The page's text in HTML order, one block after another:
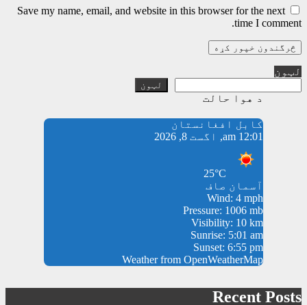
Save my name, email, and website in this browser for the next
time I comment.
لټون
لټون
د هوا حالت
کابل افغانستان
12:01 am, اگست 8, 2026
25°C
آسمان صاف
Wind: 4 mph
Pressure: 1006 mb
Visibility: 10 km
Sunrise: 5:01 am
Sunset: 6:55 pm
Weather from OpenWeatherMap
Recent Posts